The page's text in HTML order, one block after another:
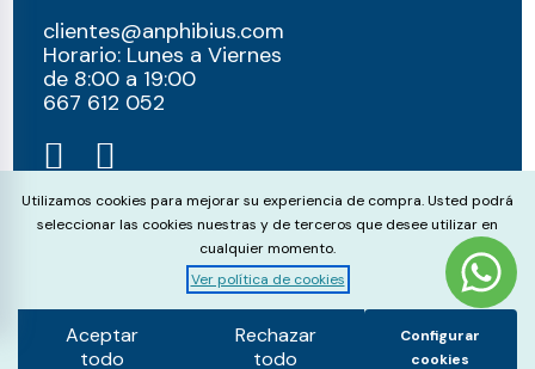
clientes@anphibius.com
Horario: Lunes a Viernes
de 8:00 a 19:00
667 612 052​
© anphibius, 2026
Pago 100% seguros con:
Cookie Consent
Utilizamos cookies para mejorar su experiencia de compra. Usted podrá
seleccionar las cookies nuestras y de terceros que desee utilizar en
cualquier momento.
Ver política de cookies
Aceptar
todo
Rechazar
todo
Configurar
cookies